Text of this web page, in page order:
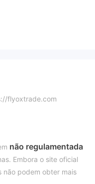
flyoxtrade.com
não regulamentada
Embora o site oficial
não podem obter mais